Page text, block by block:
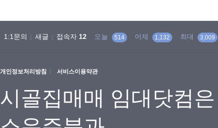
1:1문의 새글 접속자 12 오늘 514 어제 1,132 최대 3,009
개인정보처리방침 서비스이용약관
시골집매매 임대닷컴